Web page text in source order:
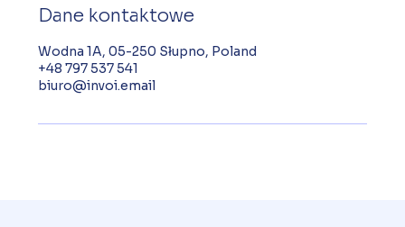
Dane kontaktowe
Wodna 1A, 05-250 Słupno, Poland
+48 797 537 541
biuro@invoi.email